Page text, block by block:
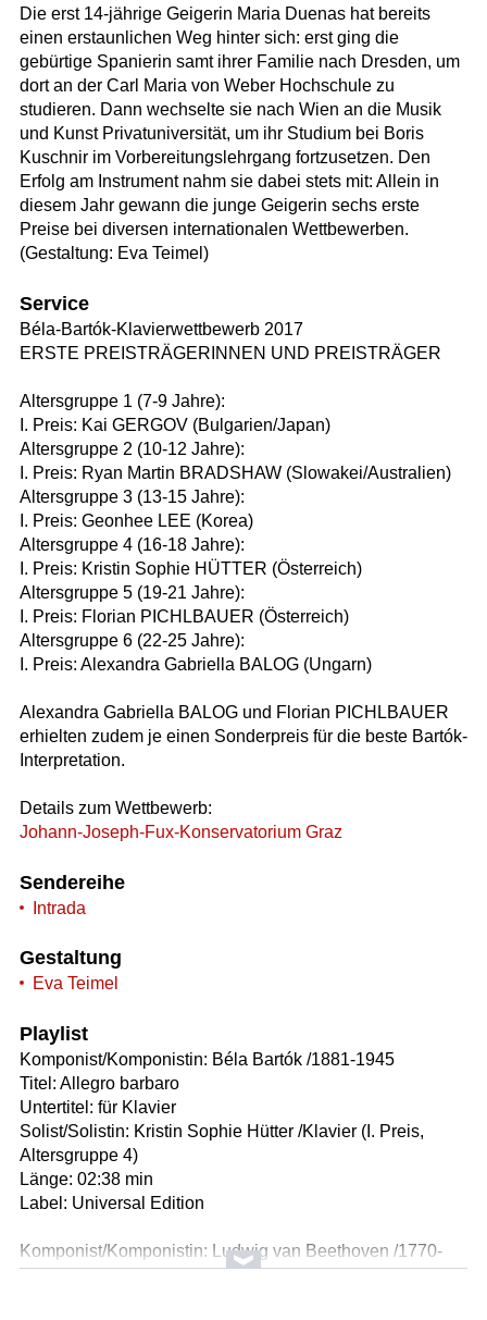
Die erst 14-jährige Geigerin Maria Duenas hat bereits
einen erstaunlichen Weg hinter sich: erst ging die
gebürtige Spanierin samt ihrer Familie nach Dresden, um
dort an der Carl Maria von Weber Hochschule zu
studieren. Dann wechselte sie nach Wien an die Musik
und Kunst Privatuniversität, um ihr Studium bei Boris
Kuschnir im Vorbereitungslehrgang fortzusetzen. Den
Erfolg am Instrument nahm sie dabei stets mit: Allein in
diesem Jahr gewann die junge Geigerin sechs erste
Preise bei diversen internationalen Wettbewerben.
(Gestaltung: Eva Teimel)
Service
Béla-Bartók-Klavierwettbewerb 2017
ERSTE PREISTRÄGERINNEN UND PREISTRÄGER
Altersgruppe 1 (7-9 Jahre):
I. Preis: Kai GERGOV (Bulgarien/Japan)
Altersgruppe 2 (10-12 Jahre):
I. Preis: Ryan Martin BRADSHAW (Slowakei/Australien)
Altersgruppe 3 (13-15 Jahre):
I. Preis: Geonhee LEE (Korea)
Altersgruppe 4 (16-18 Jahre):
I. Preis: Kristin Sophie HÜTTER (Österreich)
Altersgruppe 5 (19-21 Jahre):
I. Preis: Florian PICHLBAUER (Österreich)
Altersgruppe 6 (22-25 Jahre):
I. Preis: Alexandra Gabriella BALOG (Ungarn)
Alexandra Gabriella BALOG und Florian PICHLBAUER
erhielten zudem je einen Sonderpreis für die beste Bartók-
Interpretation.
Details zum Wettbewerb:
Johann-Joseph-Fux-Konservatorium Graz
Sendereihe
Intrada
Gestaltung
Eva Teimel
Playlist
Komponist/Komponistin: Béla Bartók /1881-1945
Titel: Allegro barbaro
Untertitel: für Klavier
Solist/Solistin: Kristin Sophie Hütter /Klavier (I. Preis,
Altersgruppe 4)
Länge: 02:38 min
Label: Universal Edition
Komponist/Komponistin: Ludwig van Beethoven /1770-
1827